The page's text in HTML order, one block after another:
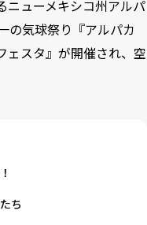
ニューメキシコ州アルパ
の気球祭り『アルパカ
ェスタ』が開催され、空
ち